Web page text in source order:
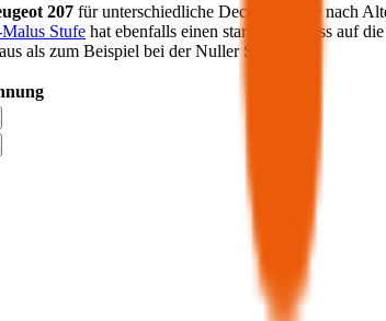
207 für unterschiedliche Deckungen. Je nach
Stufe hat ebenfalls einen starken Einfluss auf die
als zum Beispiel bei der Nuller Stufe.